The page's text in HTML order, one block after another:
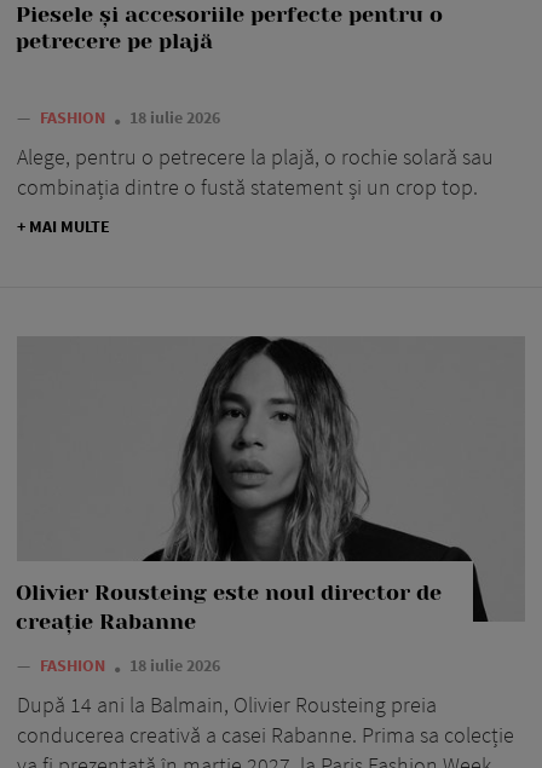
Piesele și accesoriile perfecte pentru o
petrecere pe plajă
— FASHION 18 iulie 2026
Alege, pentru o petrecere la plajă, o rochie solară sau
combinația dintre o fustă statement și un crop top.
+ MAI MULTE
Olivier Rousteing este noul director de
creație Rabanne
— FASHION 18 iulie 2026
După 14 ani la Balmain, Olivier Rousteing preia
conducerea creativă a casei Rabanne. Prima sa colecție